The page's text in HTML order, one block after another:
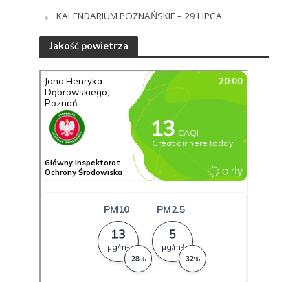
KALENDARIUM POZNAŃSKIE – 29 LIPCA
Jakość powietrza